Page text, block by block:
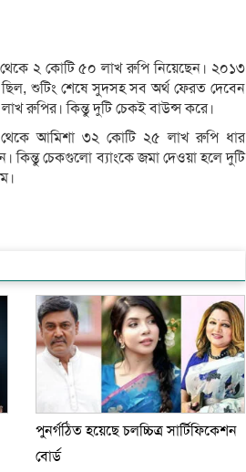
২ কোটি ৫০ লাখ রুপি নিয়েছেন। ২০১৩
শুটিং শেষে সুদসহ সব অর্থ ফেরত দেবেন
রুপির। কিন্তু দুটি চেকই বাউন্স করে।
থেকে আমিশা ৩২ কোটি ২৫ লাখ রুপি ধার
কিন্তু চেকগুলো ব্যাংকে জমা দেওয়া হলে দুটি
পুনর্গঠিত হয়েছে চলচ্চিত্র সার্টিফিকেশন
বোর্ড